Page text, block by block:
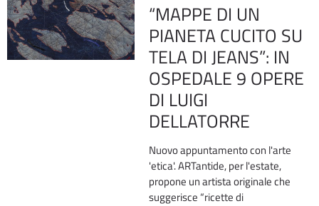
“MAPPE DI UN
PIANETA CUCITO SU
TELA DI JEANS”: IN
OSPEDALE 9 OPERE
DI LUIGI
DELLATORRE
Nuovo appuntamento con l'arte
'etica'. ARTantide, per l'estate,
propone un artista originale che
suggerisce “ricette di